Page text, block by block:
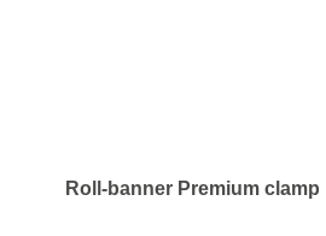
Roll-banner Premium clamp